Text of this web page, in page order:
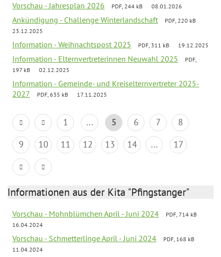
Vorschau - Jahresplan 2026 PDF, 244 kB 08.01.2026
Ankündigung - Challenge Winterlandschaft
PDF, 220 kB
23.12.2025
Information - Weihnachtspost 2025 PDF, 311 kB 19.12.2025
Information - Elternvertreterinnen Neuwahl 2025
PDF,
197 kB
02.12.2025
Information - Gemeinde- und Kreiselternvertreter 2025-
2027
PDF, 635 kB 17.11.2025
1 ... 5 6 7
8
9
10 11 12 13 14 ... 17
Informationen aus der Kita "Pfingstanger"
Vorschau - Mohnblümchen April - Juni 2024
PDF, 714 kB
16.04.2024
Vorschau - Schmetterlinge April - Juni 2024
PDF, 168 kB
11.04.2024